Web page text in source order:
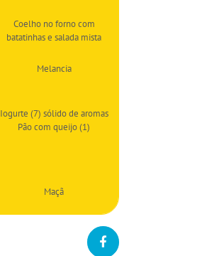
Coelho no forno com
batatinhas e salada mista
Melancia
Iogurte (7) sólido de aromas
Pão com queijo (1)
Maçã